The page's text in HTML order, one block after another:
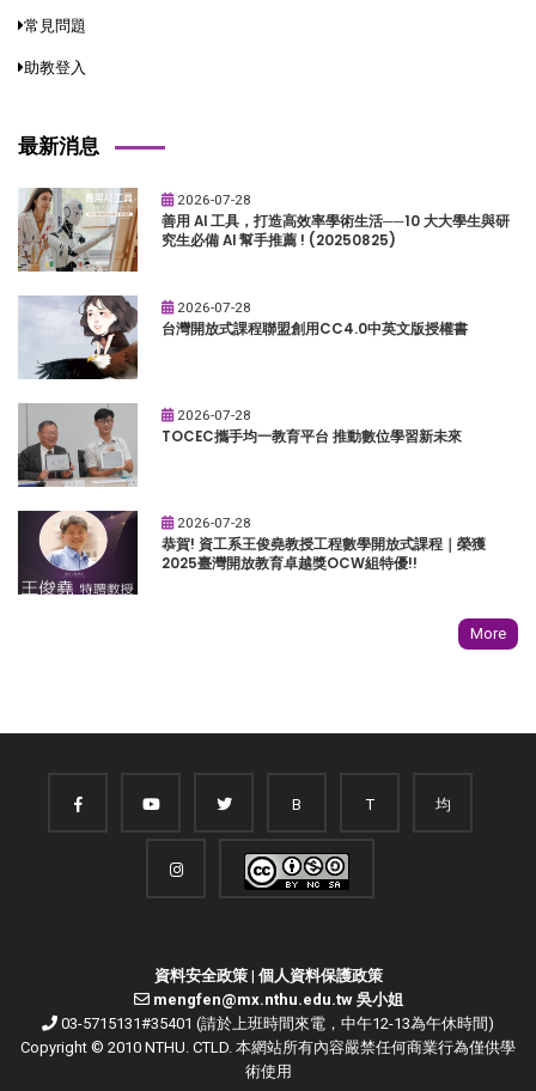
常見問題
助教登入
最新消息
2026-07-28
善用 AI 工具，打造高效率學術生活──10 大大學生與研
究生必備 AI 幫手推薦 ! (20250825)
2026-07-28
台灣開放式課程聯盟創用CC4.0中英文版授權書
2026-07-28
TOCEC攜手均一教育平台 推動數位學習新未來
2026-07-28
恭賀! 資工系王俊堯教授工程數學開放式課程｜榮獲
2025臺灣開放教育卓越獎OCW組特優!!
More
B T 均
資料安全政策| 個人資料保護政策
mengfen@mx.nthu.edu.tw 吳小姐
03-5715131#35401 (請於上班時間來電，中午12-13為午休時間)
Copyright © 2010 NTHU. CTLD. 本網站所有內容嚴禁任何商業行為僅供學
術使用